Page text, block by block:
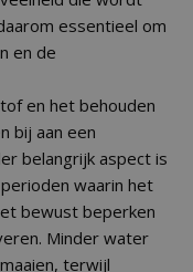
essentieel om
en de
en het behouden
bij aan een
belangrijk aspect is
waarin het
bewust beperken
Minder water
terwijl